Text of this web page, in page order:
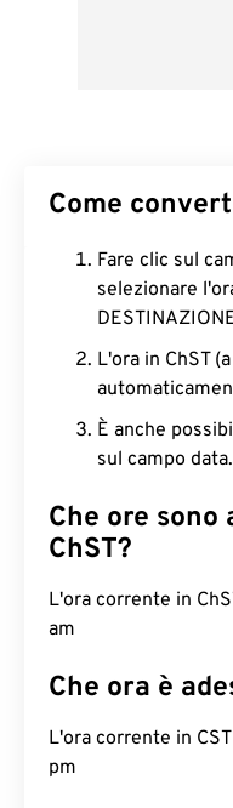
Come
Fare clic sul
selezionare
L'ora in ChST
È anche
sul campo data.
Che ore sono
ChST?
L'ora corrente in
am
Che ora è
L'ora corrente in
pm